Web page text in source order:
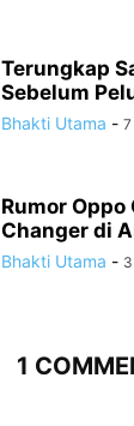
Terungkap
Sebelum
Bhakti Utama -
Rumor Oppo
Changer di
Bhakti Utama -
1